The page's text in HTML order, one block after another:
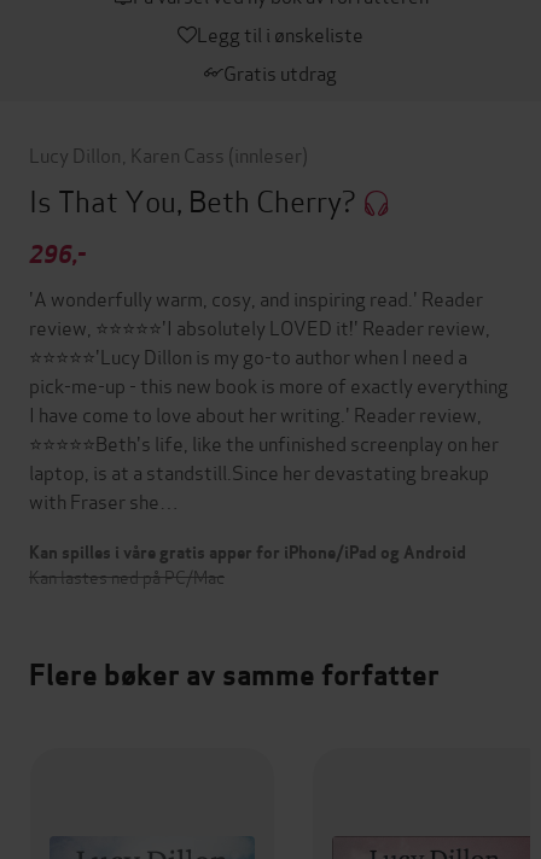
Legg til i ønskeliste
Gratis utdrag
Lucy Dillon Karen Cass (innleser)
Is That You, Beth Cherry?
296,-
'A wonderfully warm, cosy, and inspiring read.' Reader
review, ⭐⭐⭐⭐⭐'I absolutely LOVED it!' Reader review,
⭐⭐⭐⭐⭐'Lucy Dillon is my go-to author when I need a
pick-me-up - this new book is more of exactly everything
I have come to love about her writing.' Reader review,
⭐⭐⭐⭐⭐Beth's life, like the unfinished screenplay on her
laptop, is at a standstill.Since her devastating breakup
with Fraser she…
Kan spilles i våre gratis apper for iPhone/iPad og Android
Kan lastes ned på PC/Mac
Flere bøker av samme forfatter